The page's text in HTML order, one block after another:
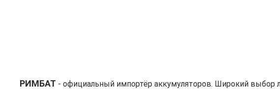
РИМБАТ - официальный импортёр аккумуляторов. Широкий выбор